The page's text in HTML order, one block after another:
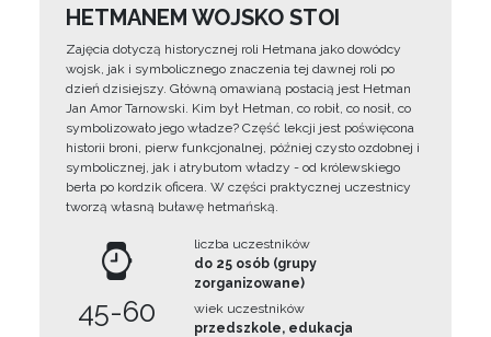
HETMANEM WOJSKO STOI
Zajęcia dotyczą historycznej roli Hetmana jako dowódcy
wojsk, jak i symbolicznego znaczenia tej dawnej roli po
dzień dzisiejszy. Główną omawianą postacią jest Hetman
Jan Amor Tarnowski. Kim był Hetman, co robił, co nosił, co
symbolizowało jego władze? Część lekcji jest poświęcona
historii broni, pierw funkcjonalnej, później czysto ozdobnej i
symbolicznej, jak i atrybutom władzy - od królewskiego
berła po kordzik oficera. W części praktycznej uczestnicy
tworzą własną buławę hetmańską.
45-60
liczba uczestników
do 25 osób (grupy
zorganizowane)
wiek uczestników
przedszkole, edukacja